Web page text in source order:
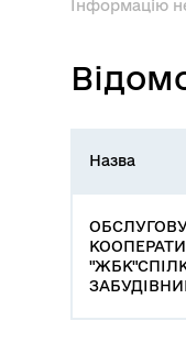
Інформацію
Назва